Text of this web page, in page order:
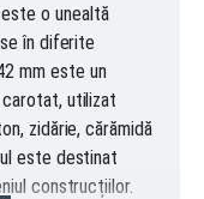
este o unealtă
în diferite
mm este un
utilizat
zidărie, cărămidă
este destinat
construcțiilor.